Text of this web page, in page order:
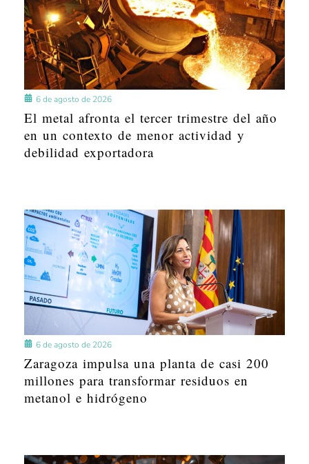
6 de agosto de 2026
El metal afronta el tercer trimestre del año
en un contexto de menor actividad y
debilidad exportadora
6 de agosto de 2026
Zaragoza impulsa una planta de casi 200
millones para transformar residuos en
metanol e hidrógeno